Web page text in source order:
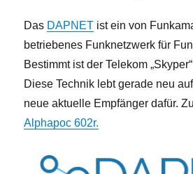
Das DAPNET ist ein von
betriebenes Funknetzwerk für
Bestimmt ist der Telekom
Diese Technik lebt gerade neu
neue aktuelle Empfänger dafür.
Alphapoc 602r.